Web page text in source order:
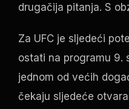
drugačija pitanja. S
Za UFC je sljedeći
ostati na programu 9.
jednom od većih
čekaju sljedeće